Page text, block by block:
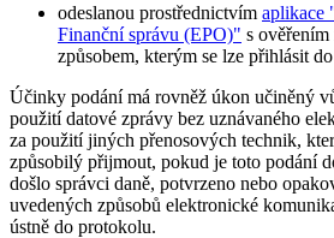
odeslanou prostřednictvím aplikace
Finanční správu (EPO)" s
způsobem, kterým se lze přihlásit
Účinky podání má rovněž úkon učiněný
použití datové zprávy bez uznávaného
za použití jiných přenosových technik,
způsobilý přijmout, pokud je toto podání
došlo správci daně, potvrzeno nebo
uvedených způsobů elektronické
ústně do protokolu.